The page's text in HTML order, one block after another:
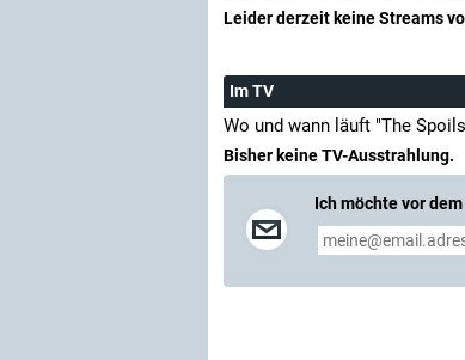
Leider derzeit keine Streams
Im TV
Wo und wann läuft "The
Bisher keine TV-Ausstrahlung.
Ich möchte vor